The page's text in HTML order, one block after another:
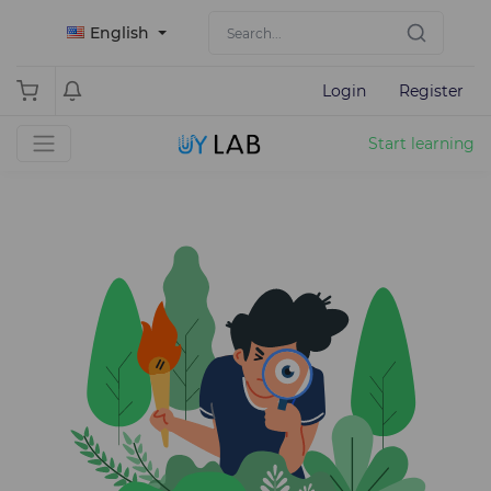
English
Login Register
Start learning